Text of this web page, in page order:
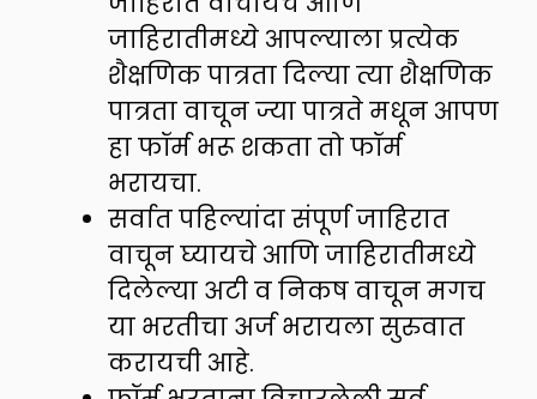
जाहिरातीमध्ये आपल्याला प्रत्येक
शैक्षणिक पात्रता दिल्या त्या शैक्षणिक
पात्रता वाचून ज्या पात्रते मधून आपण
हा फॉर्म भरू शकता तो फॉर्म
भरायचा.
सर्वात पहिल्यांदा संपूर्ण जाहिरात
वाचून घ्यायचे आणि जाहिरातीमध्ये
दिलेल्या अटी व निकष वाचून मगच
या भरतीचा अर्ज भरायला सुरुवात
करायची आहे.